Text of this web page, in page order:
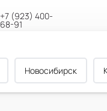
Новосибирск
+7 (923) 400-
68-91
Корзина